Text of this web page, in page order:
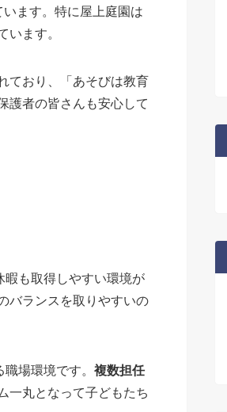
ます。特に屋上庭園は
ます。
ており、「あそびは教育
護者の皆さんも安心して
も取得しやすい環境が
バランスを取りやすいの
場環境です。 複数担任
一丸となって子どもたち